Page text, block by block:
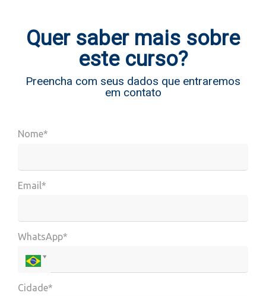
Quer saber mais sobre
este curso?
Preencha com seus dados que entraremos
em contato
Nome*
Email*
WhatsApp*
Cidade*